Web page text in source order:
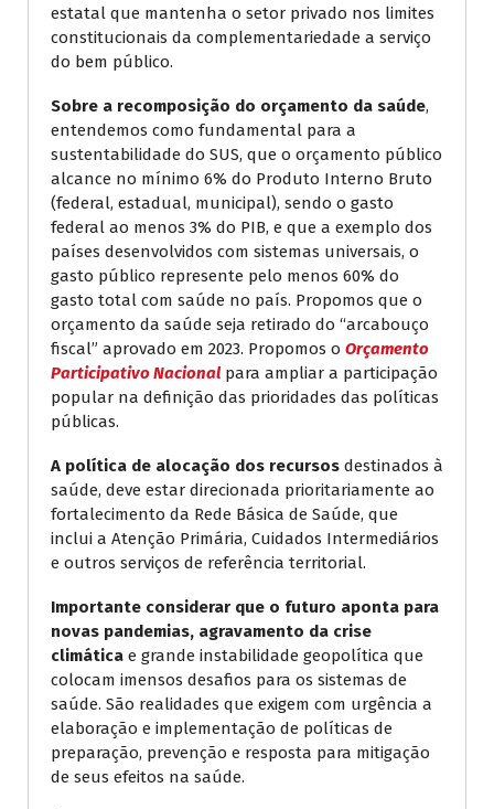
estatal que mantenha o setor privado nos limites
constitucionais da complementariedade a serviço
do bem público.
Sobre a recomposição do orçamento da saúde,
entendemos como fundamental para a
sustentabilidade do SUS, que o orçamento público
alcance no mínimo 6% do Produto Interno Bruto
(federal, estadual, municipal), sendo o gasto
federal ao menos 3% do PIB, e que a exemplo dos
países desenvolvidos com sistemas universais, o
gasto público represente pelo menos 60% do
gasto total com saúde no país. Propomos que o
orçamento da saúde seja retirado do “arcabouço
fiscal” aprovado em 2023. Propomos o Orçamento
Participativo Nacional para ampliar a participação
popular na definição das prioridades das políticas
públicas.
A política de alocação dos recursos destinados à
saúde, deve estar direcionada prioritariamente ao
fortalecimento da Rede Básica de Saúde, que
inclui a Atenção Primária, Cuidados Intermediários
e outros serviços de referência territorial.
Importante considerar que o futuro aponta para
novas pandemias, agravamento da crise
climática e grande instabilidade geopolítica que
colocam imensos desafios para os sistemas de
saúde. São realidades que exigem com urgência a
elaboração e implementação de políticas de
preparação, prevenção e resposta para mitigação
de seus efeitos na saúde.